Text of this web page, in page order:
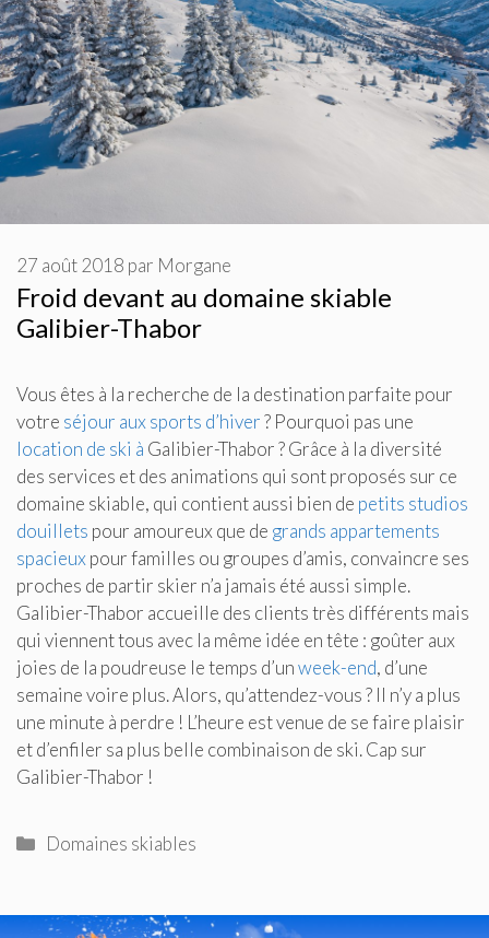
Froid devant au domaine skiable
Galibier-Thabor
27 août 2018 par Morgane
Vous êtes à la recherche de la destination parfaite pour
votre séjour aux sports d’hiver? Pourquoi pas une
location de ski à Galibier-Thabor ? Grâce à la diversité
des services et des animations qui sont proposés sur ce
domaine skiable, qui contient aussi bien de petits studios
douillets pour amoureux que de grands appartements
spacieuxpour familles ou groupes d’amis, convaincre ses
proches de partir skier n’a jamais été aussi simple.
Galibier-Thabor accueille des clients très différents mais
qui viennent tous avec la même idée en tête : goûter aux
joies de la poudreuse le temps d’unweek-end, d’une
semaine voire plus. Alors, qu’attendez-vous ? Il n’y a plus
une minute à perdre ! L’heure est venue de se faire plaisir
et d’enfiler sa plus belle combinaison de ski. Cap sur
Galibier-Thabor !
Catégories
Domaines skiables